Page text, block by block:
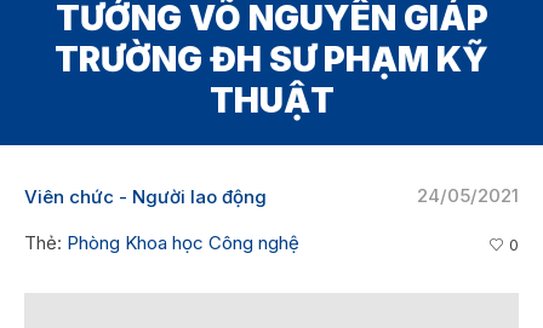
TƯỚNG VÕ NGUYÊN GIÁP
TRƯỜNG ĐH SƯ PHẠM KỸ
THUẬT
24/05/2021
Viên chức - Người lao động
Thẻ: Phòng Khoa học Công nghệ 0